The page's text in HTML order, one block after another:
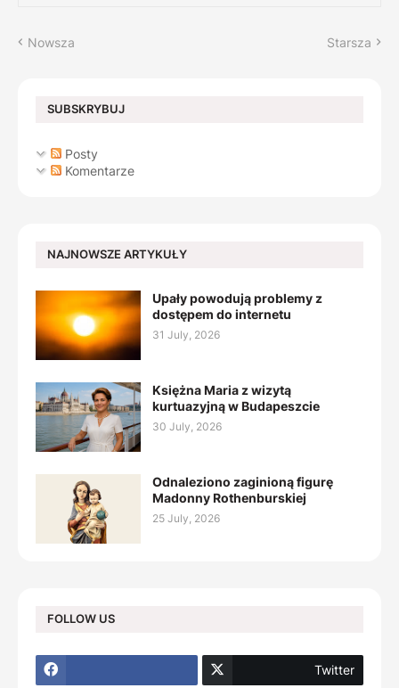
Nowsza Starsza
SUBSKRYBUJ
Posty
Komentarze
NAJNOWSZE ARTYKUŁY
Upały powodują problemy z
dostępem do internetu
31 July, 2026
Księżna Maria z wizytą
kurtuazyjną w Budapeszcie
30 July, 2026
Odnaleziono zaginioną figurę
Madonny Rothenburskiej
25 July, 2026
FOLLOW US
Twitter